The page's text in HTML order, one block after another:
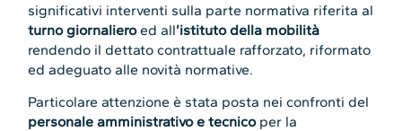
significativi interventi sulla parte normativa riferita al
turno giornalieroed all’istituto della mobilità
rendendo il dettato contrattuale rafforzato, riformato
ed adeguato alle novità normative.
Particolare attenzione è stata posta nei confronti del
personale amministrativo e tecnicoper la